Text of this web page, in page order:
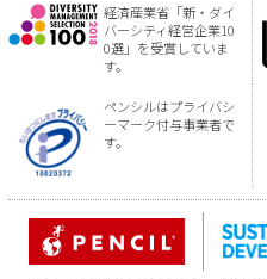
経済産業省「新・ダイ
バーシティ経営企業10
0選」を受賞していま
す。
ペンシルはプライバシ
ーマーク付与事業者で
す。